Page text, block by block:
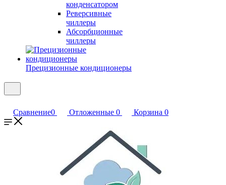
конденсатором
Реверсивные
чиллеры
Абсорбционные
чиллеры
Прецизионные кондиционеры
Сравнение0 Отложенные 0 Корзина 0